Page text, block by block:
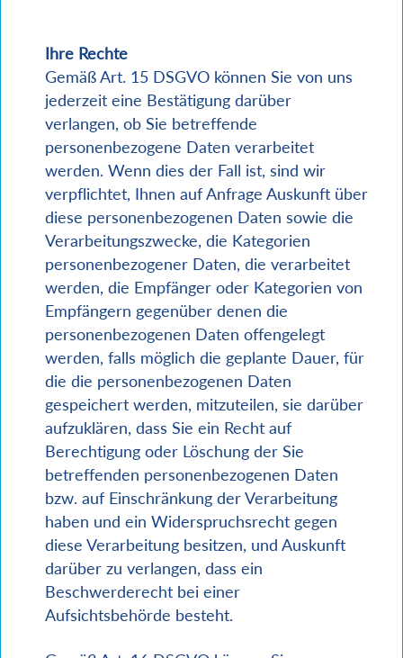
Ihre Rechte
Gemäß Art. 15 DSGVO können Sie von uns
jederzeit eine Bestätigung darüber
verlangen, ob Sie betreffende
personenbezogene Daten verarbeitet
werden. Wenn dies der Fall ist, sind wir
verpflichtet, Ihnen auf Anfrage Auskunft über
diese personenbezogenen Daten sowie die
Verarbeitungszwecke, die Kategorien
personenbezogener Daten, die verarbeitet
werden, die Empfänger oder Kategorien von
Empfängern gegenüber denen die
personenbezogenen Daten offengelegt
werden, falls möglich die geplante Dauer, für
die die personenbezogenen Daten
gespeichert werden, mitzuteilen, sie darüber
aufzuklären, dass Sie ein Recht auf
Berechtigung oder Löschung der Sie
betreffenden personenbezogenen Daten
bzw. auf Einschränkung der Verarbeitung
haben und ein Widerspruchsrecht gegen
diese Verarbeitung besitzen, und Auskunft
darüber zu verlangen, dass ein
Beschwerderecht bei einer
Aufsichtsbehörde besteht.